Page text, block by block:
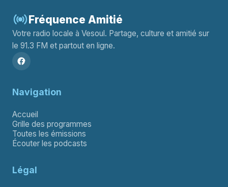
Fréquence Amitié
Votre radio locale à Vesoul. Partage, culture et amitié sur
le 91.3 FM et partout en ligne.
Navigation
Accueil
Grille des programmes
Toutes les émissions
Écouter les podcasts
Légal